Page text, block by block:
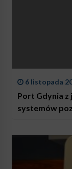
6 listopada
Port Gdynia z
systemów